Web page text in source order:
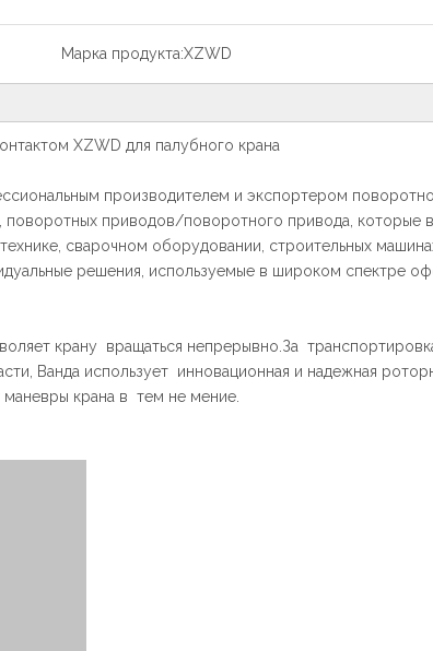
Марка продукта:XZWD
XZWD для палубного крана
производителем и экспортером
приводов/поворотного привода, которые
сварочном оборудовании, строительных
решения, используемые в широком спектре
крану вращаться непрерывно.За
Ванда использует инновационная и надежная
маневры крана в тем не мение.